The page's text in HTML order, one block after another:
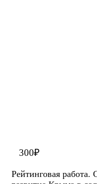
300₽
Рейтинговая работа.